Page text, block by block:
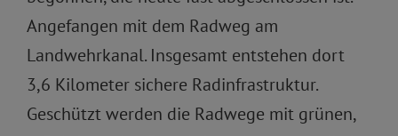
Angefangen mit dem Radweg am
Landwehrkanal. Insgesamt entstehen dort
3,6 Kilometer sichere Radinfrastruktur.
Geschützt werden die Radwege mit grünen,